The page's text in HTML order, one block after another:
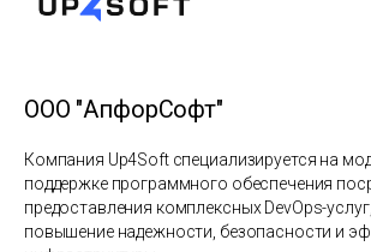
ООО "АпфорСофт"
Компания Up4Soft специализируется на
поддержке программного обеспечения
предоставления комплексных DevOps-
повышение надежности, безопасности и